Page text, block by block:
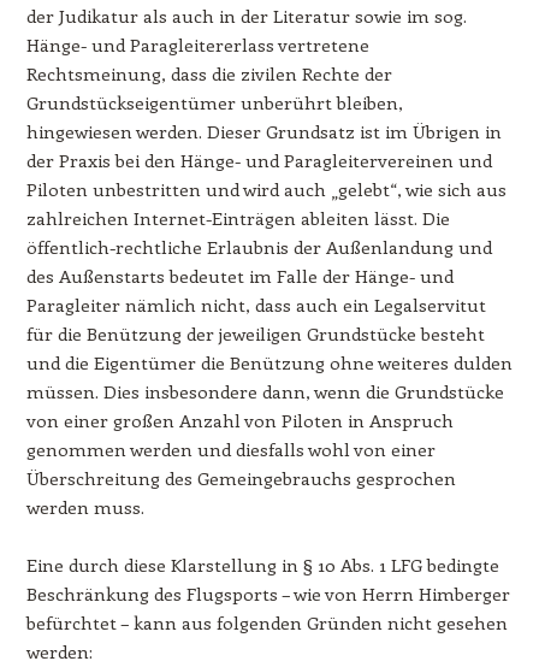
der Judikatur als auch in der Literatur sowie im sog.
Hänge- und Paragleitererlass vertretene
Rechtsmeinung, dass die zivilen Rechte der
Grundstückseigentümer unberührt bleiben,
hingewiesen werden. Dieser Grundsatz ist im Übrigen in
der Praxis bei den Hänge- und Paragleitervereinen und
Piloten unbestritten und wird auch „gelebt“, wie sich aus
zahlreichen Internet-Einträgen ableiten lässt. Die
öffentlich-rechtliche Erlaubnis der Außenlandung und
des Außenstarts bedeutet im Falle der Hänge- und
Paragleiter nämlich nicht, dass auch ein Legalservitut
für die Benützung der jeweiligen Grundstücke besteht
und die Eigentümer die Benützung ohne weiteres dulden
müssen. Dies insbesondere dann, wenn die Grundstücke
von einer großen Anzahl von Piloten in Anspruch
genommen werden und diesfalls wohl von einer
Überschreitung des Gemeingebrauchs gesprochen
werden muss.
Eine durch diese Klarstellung in § 10 Abs. 1 LFG bedingte
Beschränkung des Flugsports – wie von Herrn Himberger
befürchtet – kann aus folgenden Gründen nicht gesehen
werden: